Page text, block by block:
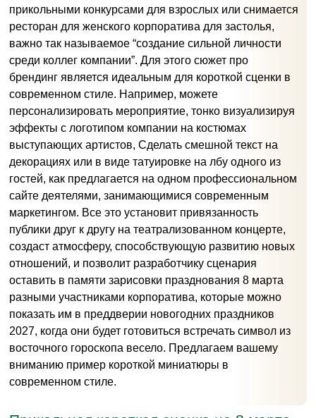
прикольными конкурсами для взрослых или снимается
ресторан для женского корпоратива для застолья,
важно так называемое “создание сильной личности
среди коллег компании”. Для этого сюжет про
брендинг является идеальным для короткой сценки в
современном стиле. Например, можете
персонализировать мероприятие, тонко визуализируя
эффекты с логотипом компании на костюмах
выступающих артистов, Сделать смешной текст на
декорациях или в виде татуировке на лбу одного из
гостей, как предлагается на одном профессиональном
сайте деятелями, занимающимися современным
маркетингом. Все это установит привязанность
публики друг к другу на театрализованном концерте,
создаст атмосферу, способствующую развитию новых
отношений, и позволит разработчику сценария
оставить в памяти зарисовки празднования 8 марта
разными участниками корпоратива, которые можно
показать им в преддверии новогодних праздников
2027, когда они будет готовиться встречать символ из
восточного гороскопа весело. Предлагаем вашему
вниманию пример короткой миниатюры в
современном стиле.